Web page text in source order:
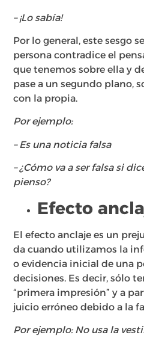
– ¡Lo sabía!
Por lo general, este sesgo
persona contradice el
que tenemos sobre ella y
pase a un segundo plano,
con la propia.
Por ejemplo:
– Es una noticia falsa
– ¿Cómo va a ser falsa si
pienso?
Efecto
El efecto anclaje es un
da cuando utilizamos la
o evidencia inicial de una
decisiones. Es decir, sólo
“primera impresión” y a
juicio erróneo debido a la
Por ejemplo: No usa la